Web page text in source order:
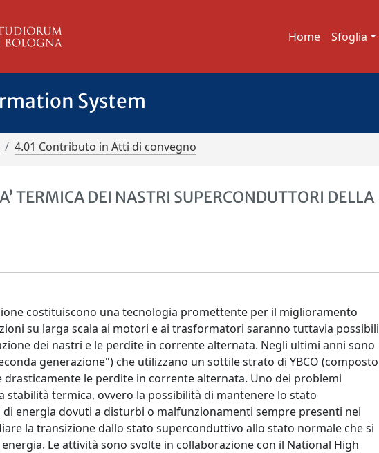
Home Sfoglia
System
4.01 Contributo in Atti di convegno
TERMICA DEI NASTRI SUPERCONDUTTORI DELLA
costituiscono una tecnologia promettente per il miglioramento
su larga scala ai motori e ai trasformatori saranno tuttavia possibili
dei nastri e le perdite in corrente alternata. Negli ultimi anni sono
generazione") che utilizzano un sottile strato di YBCO (composto
le perdite in corrente alternata. Uno dei problemi
stabilità termica, ovvero la possibilità di mantenere lo stato
energia dovuti a disturbi o malfunzionamenti sempre presenti nei
la transizione dallo stato superconduttivo allo stato normale che si
Le attività sono svolte in collaborazione con il National High